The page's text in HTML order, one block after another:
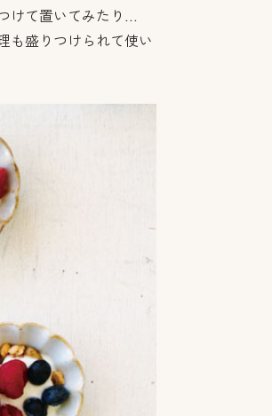
けて置いてみたり…
も盛りつけられて使い